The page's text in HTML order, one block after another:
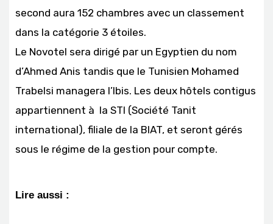
second aura 152 chambres avec un classement
dans la catégorie 3 étoiles.
Le Novotel sera dirigé par un Egyptien du nom
d’Ahmed Anis tandis que le Tunisien Mohamed
Trabelsi managera l’Ibis. Les deux hôtels contigus
appartiennent à la STI (Société Tanit
international), filiale de la BIAT, et seront gérés
sous le régime de la gestion pour compte.
Lire aussi :